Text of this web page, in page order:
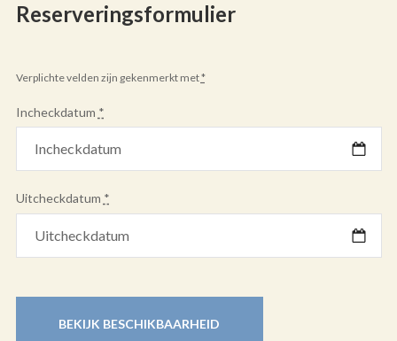
Reserveringsformulier
Verplichte velden zijn gekenmerkt met*
Incheckdatum *
Uitcheckdatum *